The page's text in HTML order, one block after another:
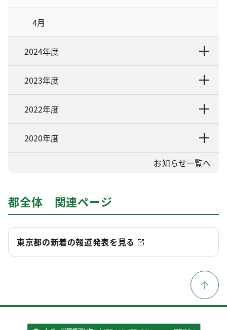
4月
2024年度
2023年度
2022年度
2020年度
お知らせ一覧へ
都全体 関連ページ
東京都の新着の報道発表を見る